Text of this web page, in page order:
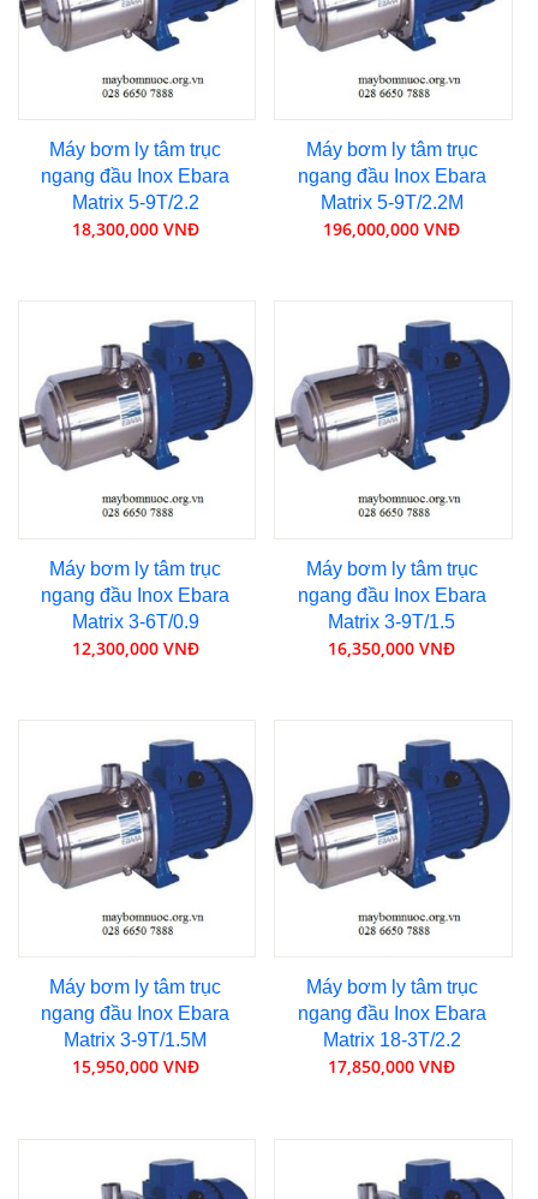
Máy bơm ly tâm trục
ngang đầu Inox Ebara
Matrix 5-9T/2.2
18,300,000 VNĐ
Máy bơm ly tâm trục
ngang đầu Inox Ebara
Matrix 5-9T/2.2M
196,000,000 VNĐ
Máy bơm ly tâm trục
ngang đầu Inox Ebara
Matrix 3-6T/0.9
12,300,000 VNĐ
Máy bơm ly tâm trục
ngang đầu Inox Ebara
Matrix 3-9T/1.5
16,350,000 VNĐ
Máy bơm ly tâm trục
ngang đầu Inox Ebara
Matrix 3-9T/1.5M
15,950,000 VNĐ
Máy bơm ly tâm trục
ngang đầu Inox Ebara
Matrix 18-3T/2.2
17,850,000 VNĐ